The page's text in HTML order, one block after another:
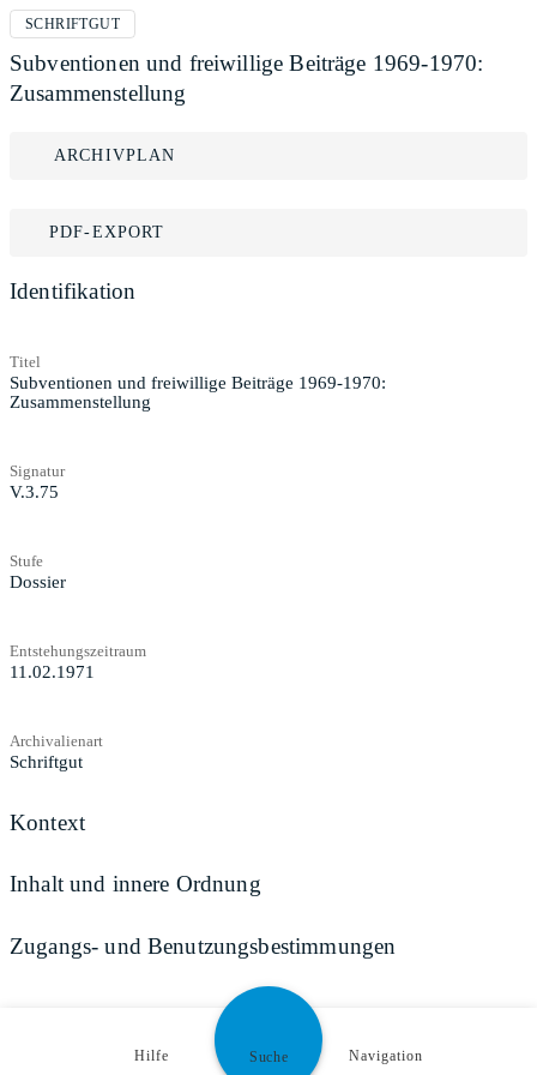
SCHRIFTGUT
Subventionen und freiwillige Beiträge 1969-1970:
Zusammenstellung
ARCHIVPLAN
PDF-EXPORT
Identifikation
Titel
Subventionen und freiwillige Beiträge 1969-1970:
Zusammenstellung
Signatur
V.3.75
Stufe
Dossier
Entstehungszeitraum
11.02.1971
Archivalienart
Schriftgut
Kontext
Inhalt und innere Ordnung
Zugangs- und Benutzungsbestimmungen
Hilfe Suche Navigation